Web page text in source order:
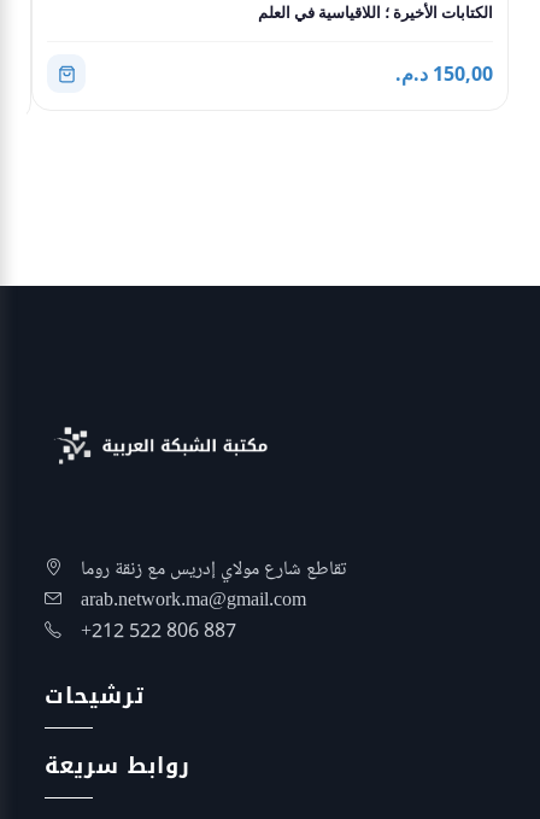
الكتابات الأخيرة ؛ اللاقياسية في العلم
150,00 د.م.
تقاطع شارع مولاي إدريس مع زنقة روما
arab.network.ma@gmail.com
+212 522 806 887
ترشيحات
روابط سريعة